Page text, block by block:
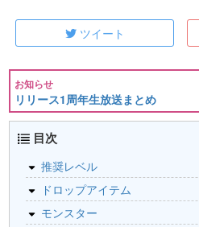
ツイート
お知らせ
リリース1周年生放送まとめ
目次
推奨レベル
ドロップアイテム
モンスター